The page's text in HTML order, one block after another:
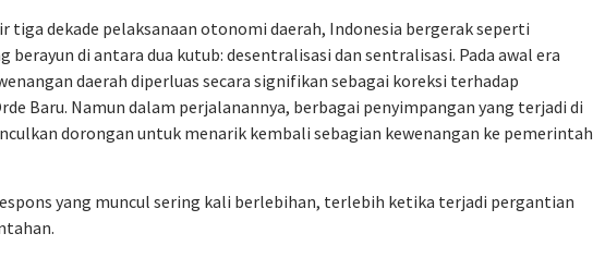
tiga dekade pelaksanaan otonomi daerah, Indonesia bergerak seperti
berayun di antara dua kutub: desentralisasi dan sentralisasi. Pada awal era
daerah diperluas secara signifikan sebagai koreksi terhadap
Baru. Namun dalam perjalanannya, berbagai penyimpangan yang terjadi di
dorongan untuk menarik kembali sebagian kewenangan ke pemerintah
yang muncul sering kali berlebihan, terlebih ketika terjadi pergantian